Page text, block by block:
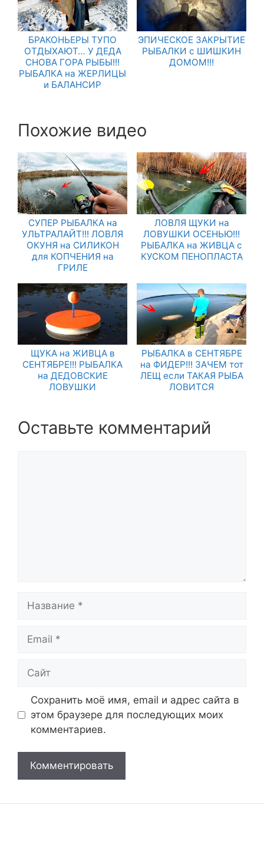
БРАКОНЬЕРЫ ТУПО
ОТДЫХАЮТ… У ДЕДА
СНОВА ГОРА РЫБЫ!!!
РЫБАЛКА на ЖЕРЛИЦЫ
и БАЛАНСИР
ЭПИЧЕСКОЕ ЗАКРЫТИЕ
РЫБАЛКИ с ШИШКИН
ДОМОМ!!!
Похожие видео
СУПЕР РЫБАЛКА на
УЛЬТРАЛАЙТ!!! ЛОВЛЯ
ОКУНЯ на СИЛИКОН
для КОПЧЕНИЯ на
ГРИЛЕ
ЛОВЛЯ ЩУКИ на
ЛОВУШКИ ОСЕНЬЮ!!!
РЫБАЛКА на ЖИВЦА с
КУСКОМ ПЕНОПЛАСТА
ЩУКА на ЖИВЦА в
СЕНТЯБРЕ!!! РЫБАЛКА
на ДЕДОВСКИЕ
ЛОВУШКИ
РЫБАЛКА в СЕНТЯБРЕ
на ФИДЕР!!! ЗАЧЕМ тот
ЛЕЩ если ТАКАЯ РЫБА
ЛОВИТСЯ
Оставьте комментарий
Сохранить моё имя, email и адрес сайта в
этом браузере для последующих моих
комментариев.